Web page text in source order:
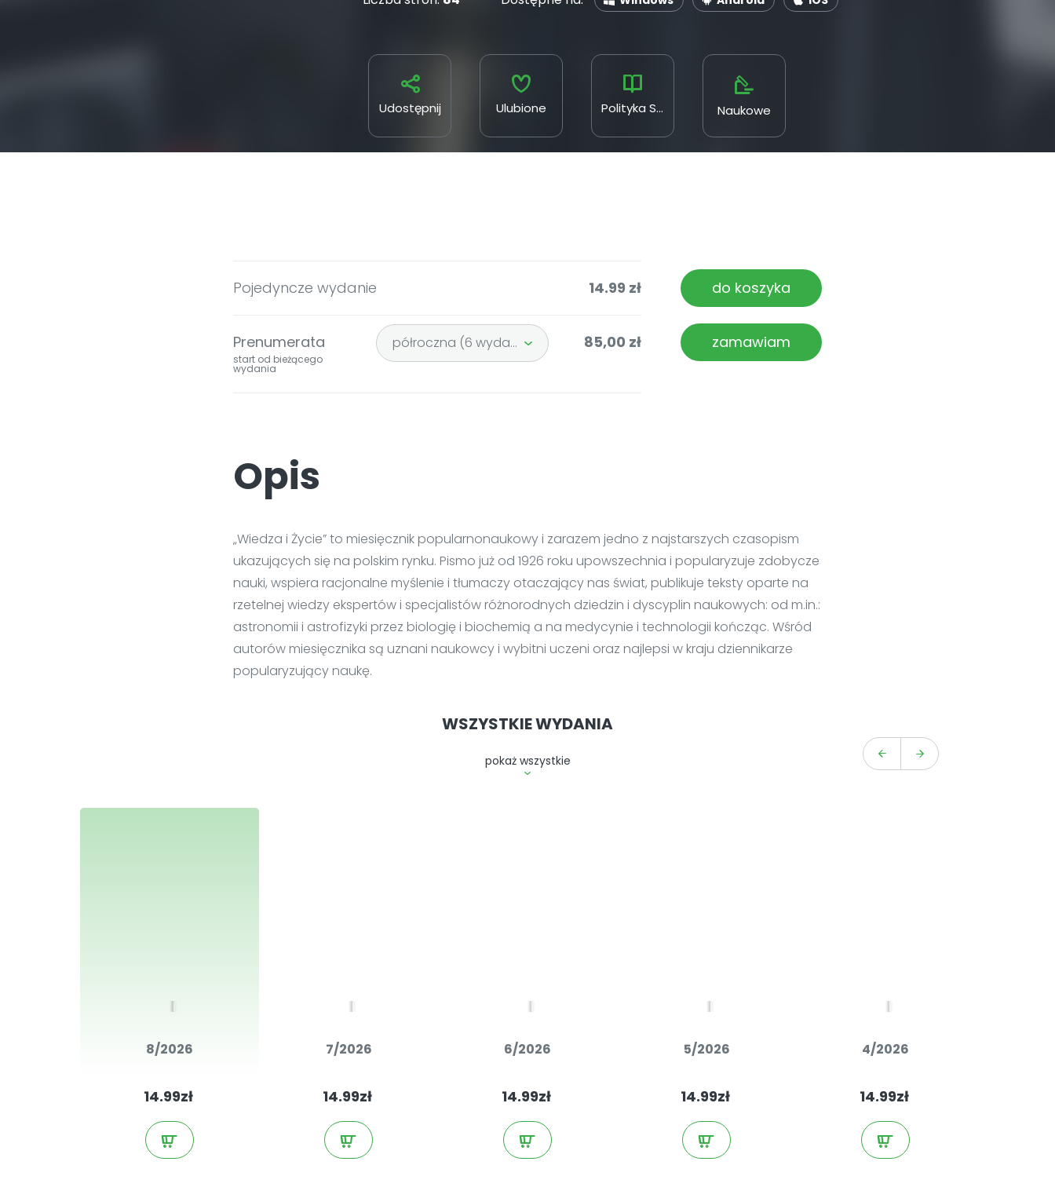
Udostępnij Ulubione Polityka Sp. z o.o. SKA Naukowe
Pojedyncze wydanie 14.99 zł
Prenumerata
start od bieżącego
wydania
półroczna (6 wydań) 85,00 zł
Opis
„Wiedza i Życie” to miesięcznik popularnonaukowy i zarazem jedno z najstarszych czasopism
ukazujących się na polskim rynku. Pismo już od 1926 roku upowszechnia i popularyzuje zdobycze
nauki, wspiera racjonalne myślenie i tłumaczy otaczający nas świat, publikuje teksty oparte na
rzetelnej wiedzy ekspertów i specjalistów różnorodnych dziedzin i dyscyplin naukowych: od m.in.:
astronomii i astrofizyki przez biologię i biochemią a na medycynie i technologii kończąc. Wśród
autorów miesięcznika są uznani naukowcy i wybitni uczeni oraz najlepsi w kraju dziennikarze
popularyzujący naukę.
WSZYSTKIE WYDANIA
pokaż wszystkie
8/2026
14.99zł
7/2026
14.99zł
6/2026
14.99zł
5/2026
14.99zł
4/2026
14.99zł